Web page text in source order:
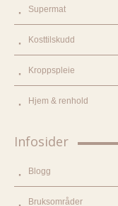
Supermat
Kosttilskudd
Kroppspleie
Hjem & renhold
Infosider
Blogg
Bruksområder